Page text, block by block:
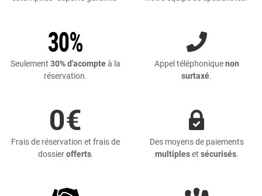
Seulement 30% d'acompteà la
réservation.
Appel téléphoniquenon
surtaxé.
Frais de réservation et frais de
dossierofferts.
Des moyens de paiements
multipleset sécurisés.